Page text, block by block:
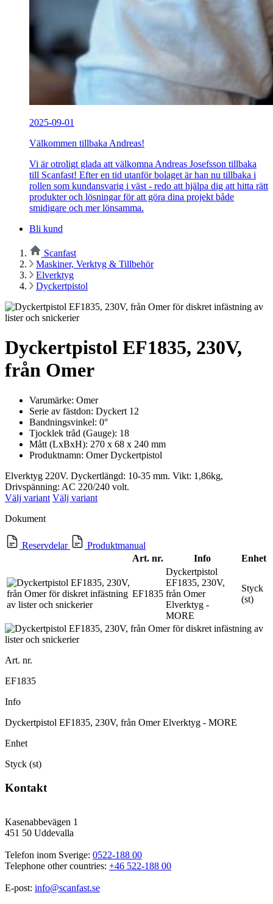
2025-09-01
Välkommen tillbaka Andreas!
Vi är otroligt glada att välkomna Andreas Josefsson tillbaka
till Scanfast! Efter en tid utanför bolaget är han nu tillbaka i
rollen som kundansvarig i väst - redo att hjälpa dig att hitta rätt
produkter och lösningar för att göra dina projekt både
smidigare och mer lönsamma.
Bli kund
Scanfast
Maskiner, Verktyg & Tillbehör
Elverktyg
Dyckertpistol
Dyckertpistol EF1835, 230V,
från Omer
Varumärke: Omer
Serie av fästdon: Dyckert 12
Bandningsvinkel: 0°
Tjocklek tråd (Gauge): 18
Mått (LxBxH): 270 x 68 x 240 mm
Produktnamn: Omer Dyckertpistol
Elverktyg 220V. Dyckertlängd: 10-35 mm. Vikt: 1,86kg,
Drivspänning: AC 220/240 volt.
Välj variant Välj variant
Dokument
Reservdelar
Produktmanual
Art. nr.
Info Enhet
EF1835
Dyckertpistol
EF1835, 230V,
från Omer
Elverktyg -
MORE
Styck
(st)
Art. nr.
EF1835
Info
Dyckertpistol EF1835, 230V, från Omer Elverktyg - MORE
Enhet
Styck (st)
Kontakt
Kasenabbevägen 1
451 50 Uddevalla
Telefon inom Sverige: 0522-188 00
Telephone other countries: +46 522-188 00
E-post: info@scanfast.se